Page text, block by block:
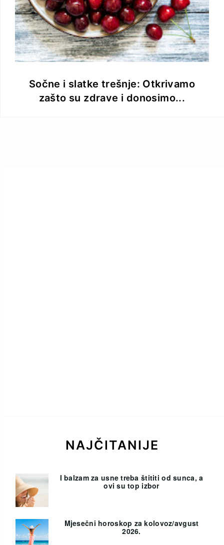
Sočne i slatke trešnje: Otkrivamo
zašto su zdrave i donosimo...
NAJČITANIJE
I balzam za usne treba štititi od sunca, a
ovi su top izbor
Mjesečni horoskop za kolovoz/avgust
2026.